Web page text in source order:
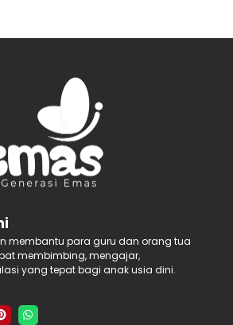
membantu para guru dan orang tua
membimbing, mengajar,
yang tepat bagi anak usia dini.